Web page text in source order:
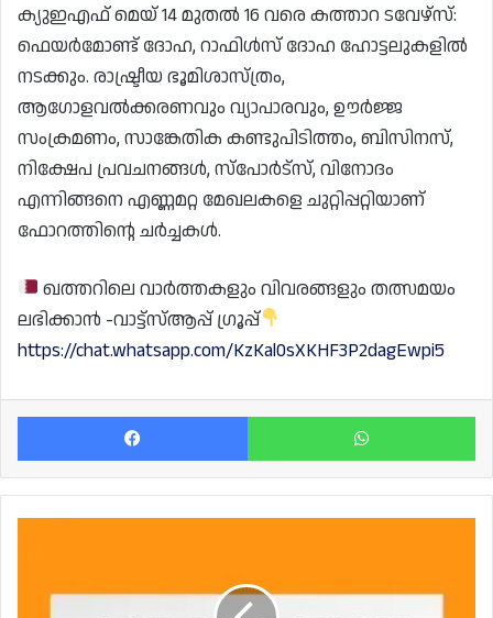
ക്യുഇഎഫ് മെയ് 14 മുതൽ 16 വരെ കത്താറ ടവേഴ്‌സ്:
ഫെയർമോണ്ട് ദോഹ, റാഫിൾസ് ദോഹ ഹോട്ടലുകളിൽ
നടക്കും. രാഷ്ട്രീയ ഭൂമിശാസ്ത്രം,
ആഗോളവൽക്കരണവും വ്യാപാരവും, ഊർജ്ജ
സംക്രമണം, സാങ്കേതിക കണ്ടുപിടിത്തം, ബിസിനസ്,
നിക്ഷേപ പ്രവചനങ്ങൾ, സ്പോർട്സ്, വിനോദം
എന്നിങ്ങനെ എണ്ണമറ്റ മേഖലകളെ ചുറ്റിപ്പറ്റിയാണ്
ഫോറത്തിന്റെ ചർച്ചകൾ.
ഖത്തറിലെ വാർത്തകളും വിവരങ്ങളും തത്സമയം
ലഭിക്കാൻ -വാട്ട്സ്ആപ്പ് ഗ്രൂപ്പ്
https://chat.whatsapp.com/KzKal0sXKHF3P2dagEwpi5
Facebook
ഒഴിവ്